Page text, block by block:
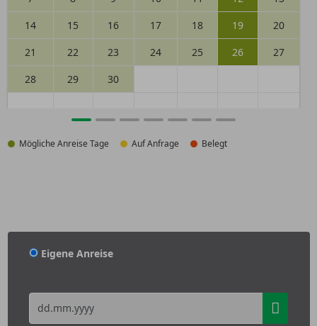
14
15 16 17 18 19
20
21
22 23 24 25 26
27
28
29 30
Mögliche Anreise Tage Auf Anfrage Belegt
Eigene Anreise